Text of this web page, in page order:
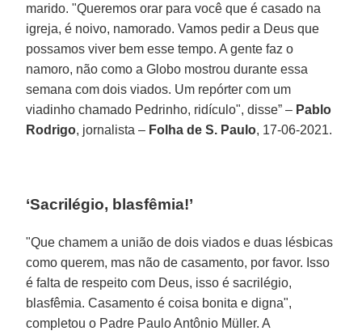
marido. "Queremos orar para você que é casado na
igreja, é noivo, namorado. Vamos pedir a Deus que
possamos viver bem esse tempo. A gente faz o
namoro, não como a Globo mostrou durante essa
semana com dois viados. Um repórter com um
viadinho chamado Pedrinho, ridículo", disse” – Pablo
Rodrigo, jornalista – Folha de S. Paulo, 17-06-2021.
‘Sacrilégio, blasfêmia!’
"Que chamem a união de dois viados e duas lésbicas
como querem, mas não de casamento, por favor. Isso
é falta de respeito com Deus, isso é sacrilégio,
blasfêmia. Casamento é coisa bonita e digna",
completou o Padre Paulo Antônio Müller. A